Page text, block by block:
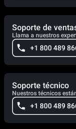
Soporte de
Llama a nuestros
+1 800 489
Soporte técnico
Nuestros técnicos
+1 800 489